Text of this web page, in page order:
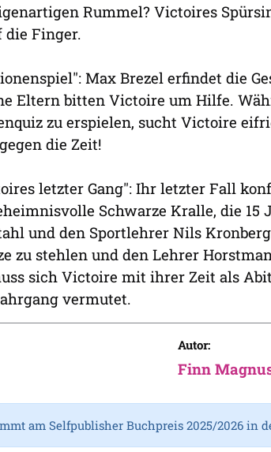
Rummel? Victoires
Finger.
Max Brezel erfindet die
Eltern bitten Victoire um Hilfe.
zu erspielen, sucht Victoire
die Zeit!
letzter Gang": Ihr letzter Fall
Schwarze Kralle, die 15
und den Sportlehrer Nils
zu stehlen und den Lehrer
sich Victoire mit ihrer Zeit als
vermutet.
Autor:
Finn
am Selfpublisher Buchpreis 2025/2026 in